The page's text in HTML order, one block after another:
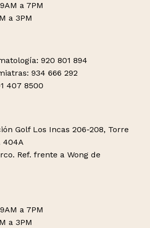
a 7PM
a 3PM
920 801 894
934 666 292
407 8500
Golf Los Incas 206-208, Torre
404A
Ref. frente a Wong de
a 7PM
a 3PM